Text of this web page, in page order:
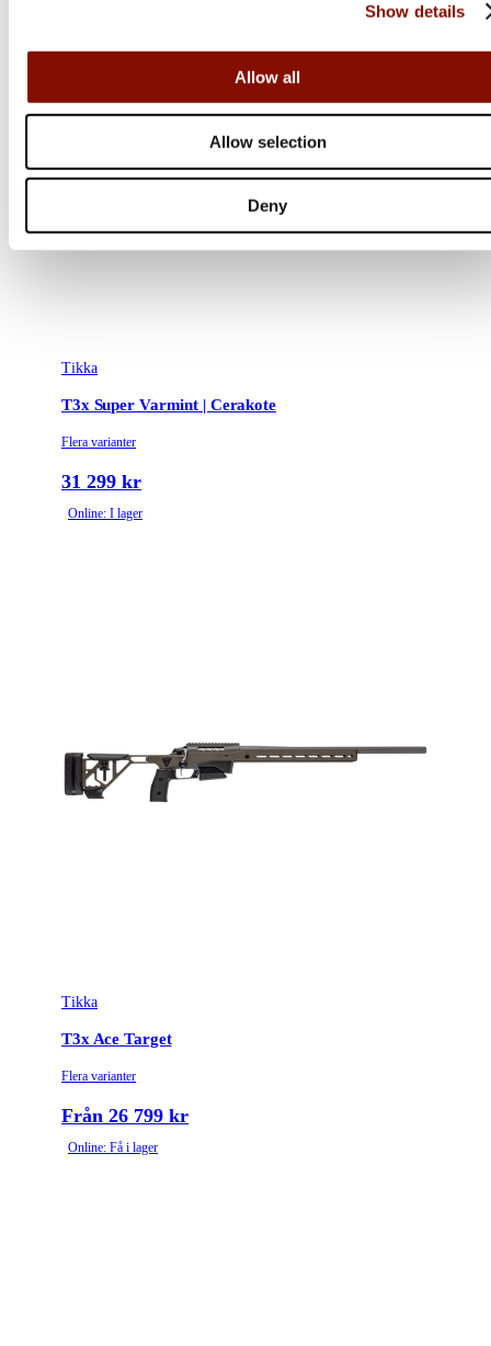
Show details
Allow all
Allow selection
Deny
Tikka
T3x Super Varmint | Cerakote
Flera varianter
31 299 kr
Online: I lager
Tikka
T3x Ace Target
Flera varianter
Från 26 799 kr
Online: Få i lager